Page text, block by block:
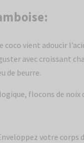
coco vient adoucir
avec croissant
de beurre.
flocons de noix
votre corps